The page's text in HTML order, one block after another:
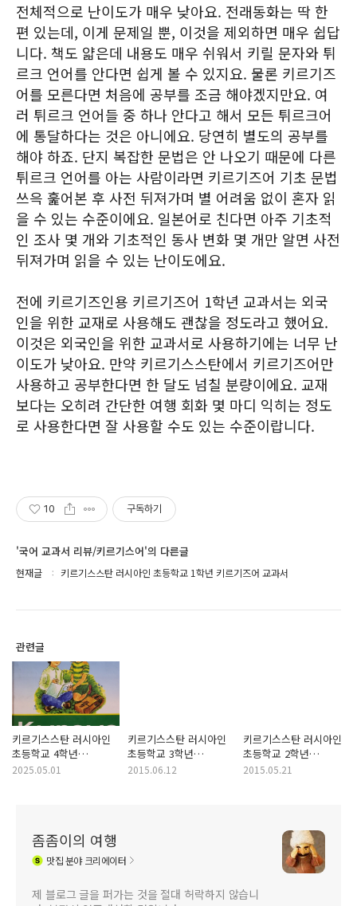
전체적으로 난이도가 매우 낮아요. 전래동화는 딱 한
편 있는데, 이게 문제일 뿐, 이것을 제외하면 매우 쉽답
니다. 책도 얇은데 내용도 매우 쉬워서 키릴 문자와 튀
르크 언어를 안다면 쉽게 볼 수 있지요. 물론 키르기즈
어를 모른다면 처음에 공부를 조금 해야겠지만요. 여
러 튀르크 언어들 중 하나 안다고 해서 모든 튀르크어
에 통달하다는 것은 아니에요. 당연히 별도의 공부를
해야 하죠. 단지 복잡한 문법은 안 나오기 때문에 다른
튀르크 언어를 아는 사람이라면 키르기즈어 기초 문법
쓰윽 훑어본 후 사전 뒤져가며 별 어려움 없이 혼자 읽
을 수 있는 수준이에요. 일본어로 친다면 아주 기초적
인 조사 몇 개와 기초적인 동사 변화 몇 개만 알면 사전
뒤져가며 읽을 수 있는 난이도에요.
전에 키르기즈인용 키르기즈어 1학년 교과서는 외국
인을 위한 교재로 사용해도 괜찮을 정도라고 했어요.
이것은 외국인을 위한 교과서로 사용하기에는 너무 난
이도가 낮아요. 만약 키르기스스탄에서 키르기즈어만
사용하고 공부한다면 한 달도 넘칠 분량이에요. 교재
보다는 오히려 간단한 여행 회화 몇 마디 익히는 정도
로 사용한다면 잘 사용할 수도 있는 수준이랍니다.
10 구독하기
'국어 교과서 리뷰/키르기스어'의 다른글
현재글 키르기스스탄 러시아인 초등학교 1학년 키르기즈어 교과서
관련글
키르기스스탄 러시아인
초등학교 4학년
키르기스어 교과서
2025.05.01
키르기스스탄 러시아인
초등학교 3학년
키르기즈어 교과서
2015.06.12
키르기스스탄 러시아인
초등학교 2학년
키르기즈어 교과서
2015.05.21
좀좀이의 여행
맛집분야 크리에이터
제 블로그 글을 퍼가는 것을 절대 허락하지 않습니